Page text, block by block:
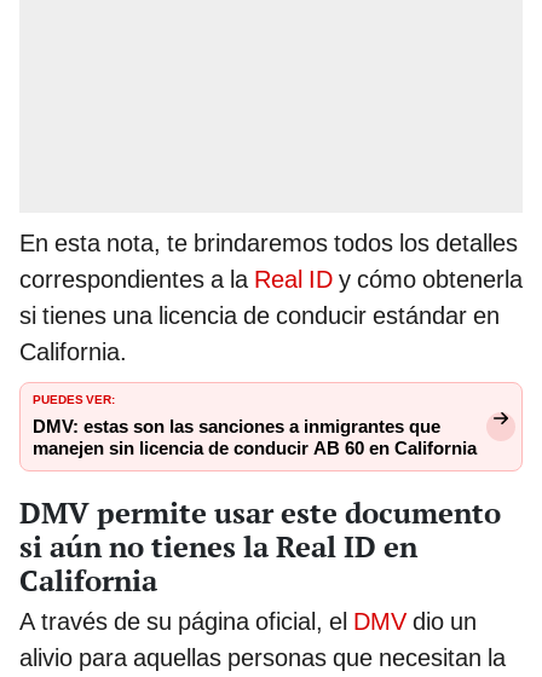
En esta nota, te brindaremos todos los detalles
correspondientes a la Real ID y cómo obtenerla
si tienes una licencia de conducir estándar en
California.
PUEDES VER:
DMV: estas son las sanciones a inmigrantes que
manejen sin licencia de conducir AB 60 en California
DMV permite usar este documento
si aún no tienes la Real ID en
California
A través de su página oficial, el DMV dio un
alivio para aquellas personas que necesitan la